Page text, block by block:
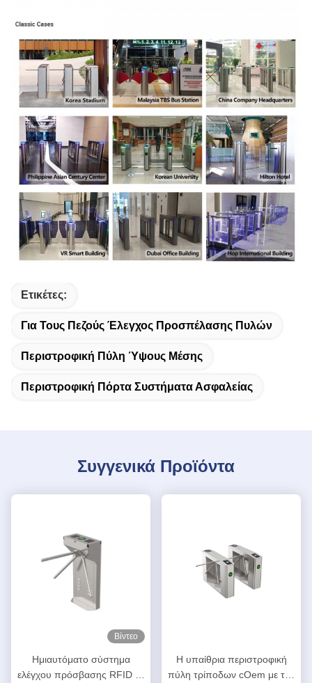
Ετικέτες:
Για Τους Πεζούς Έλεγχος Προσπέλασης Πυλών
Περιστροφική Πύλη Ύψους Μέσης
Περιστροφική Πόρτα Συστήματα Ασφαλείας
Συγγενικά Προϊόντα
Βίντεο
Ημιαυτόματο σύστημα
ελέγχου πρόσβασης RFID με
Η υπαίθρια περιστροφική
πύλη τρίποδων cOem με τον